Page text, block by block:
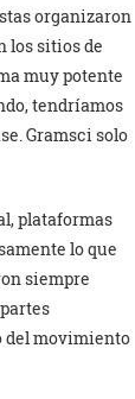
organizaron
los sitios de
muy potente
tendríamos
Gramsci solo
plataformas
lo que
siempre
del movimiento